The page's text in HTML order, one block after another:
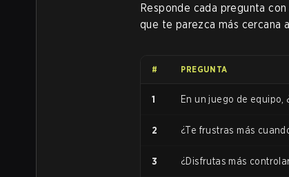
Responde cada pregunta
que te parezca más cercana
# PREGUNTA
1 En un juego de
2 ¿Te frustras más
3 ¿Disfrutas más